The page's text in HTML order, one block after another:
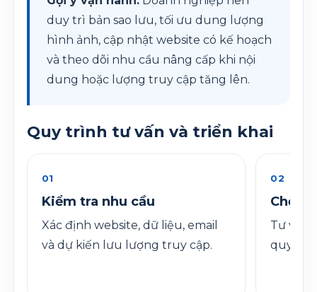
duy trì bản sao lưu, tối ưu dung lượng
hình ảnh, cập nhật website có kế hoạch
và theo dõi nhu cầu nâng cấp khi nội
dung hoặc lượng truy cập tăng lên.
Quy trình tư vấn và triển khai
01
Kiểm tra nhu cầu
Xác định website, dữ liệu, email
và dự kiến lưu lượng truy cập.
02
Chọn
Tư vấn
quy mô